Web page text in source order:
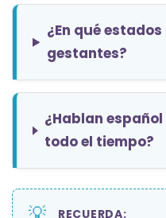
¿En qué
gestantes?
¿Hablan
todo el tiempo?
RECUERDA: